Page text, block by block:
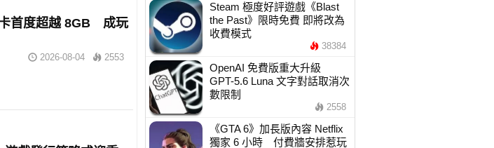
首度超越 8GB 成玩
2026-08-04 2553
Steam 極度好評遊戲《Blast
the Past》限時免費 即將改為
收費模式
38384
OpenAI 免費版重大升級
GPT-5.6 Luna 文字對話取消次
數限制
2558
《GTA 6》加長版內容 Netflix
獨家 6 小時 付費牆安排惹玩